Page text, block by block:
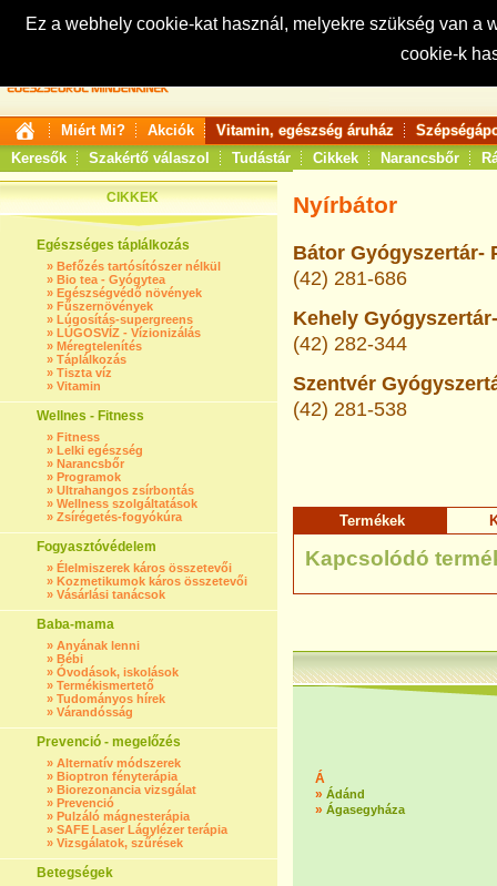
Ez a webhely cookie-kat használ, melyekre szükség van
cookie-k
Keresés:
Miért Mi? Akciók Vitamin, egészség áruház
Keresők
Szakértő válaszol Tudástár Cikkek Narancsbőr
CIKKEK
Egészséges táplálkozás
» Befőzés tartósítószer nélkül
» Bio tea - Gyógytea
» Egészségvédő növények
» Fűszernövények
» Lúgosítás-supergreens
» LÚGOSVÍZ - Vízionizálás
» Méregtelenítés
» Táplálkozás
» Tiszta víz
» Vitamin
Wellnes - Fitness
» Fitness
» Lelki egészség
» Narancsbőr
» Programok
» Ultrahangos zsírbontás
» Wellness szolgáltatások
» Zsírégetés-fogyókúra
Fogyasztóvédelem
» Élelmiszerek káros összetevői
» Kozmetikumok káros összetevői
» Vásárlási tanácsok
Baba-mama
» Anyának lenni
» Bébi
» Óvodások, iskolások
» Termékismertető
» Tudományos hírek
» Várandósság
Prevenció - megelőzés
» Alternatív módszerek
» Bioptron fényterápia
» Biorezonancia vizsgálat
» Prevenció
» Pulzáló mágnesterápia
» SAFE Laser Lágylézer terápia
» Vizsgálatok, szűrések
Betegségek
Nyírbátor
Bátor Gyógyszertár-
(42) 281-686
Kehely
(42) 282-344
Szentvér
(42) 281-538
Termékek
Kapcsolódó
Á
» Ádánd
» Ágasegyháza